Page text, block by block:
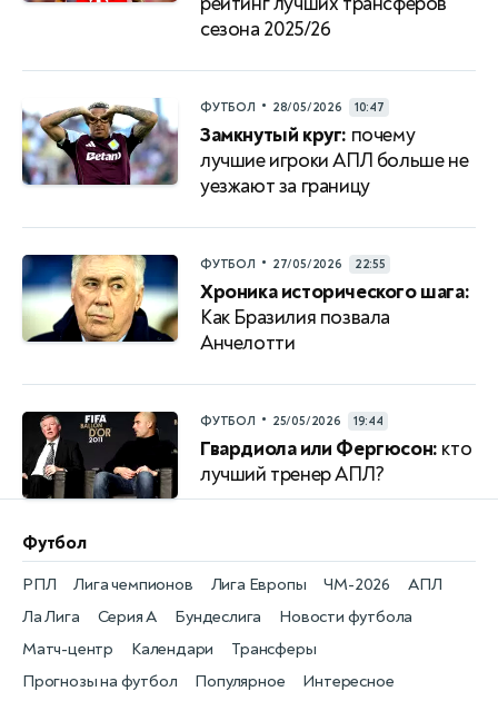
сезона 2025/26
ФУТБОЛ • 28/05/2026 10:47
Замкнутый круг: почему
лучшие игроки АПЛ больше не
уезжают за границу
ФУТБОЛ • 27/05/2026 22:55
Хроника исторического шага:
Как Бразилия позвала
Анчелотти
ФУТБОЛ • 25/05/2026 19:44
Гвардиола или Фергюсон: кто
лучший тренер АПЛ?
Футбол
Новости футбола
РПЛ
Матч-центр
Лига чемпионов
Календари
Лига Европы
Трансферы
ЧМ-2026
Прогнозы на футбол
АПЛ
Популярное
Ла Лига
Интересное
Серия А Бундеслига